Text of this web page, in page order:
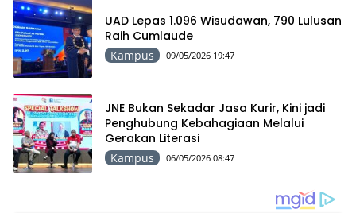
UAD Lepas 1.096 Wisudawan, 790 Lulusan
Raih Cumlaude
Kampus 09/05/2026 19:47
JNE Bukan Sekadar Jasa Kurir, Kini jadi
Penghubung Kebahagiaan Melalui
Gerakan Literasi
Kampus 06/05/2026 08:47